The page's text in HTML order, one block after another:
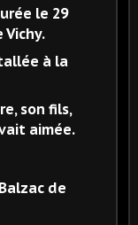
le 29
à la
son fils,
aimée.
de